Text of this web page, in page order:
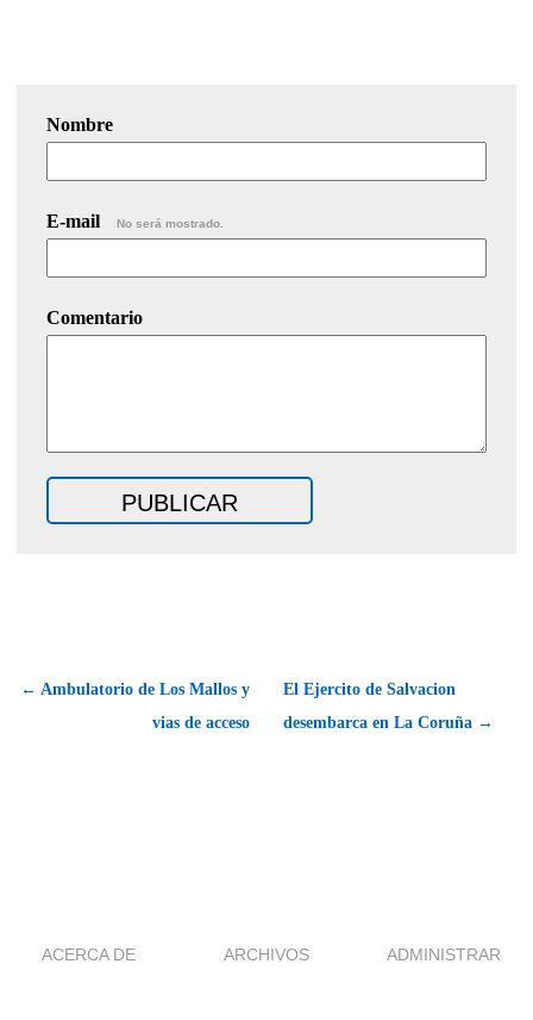
Nombre
E-mail No será mostrado.
Comentario
← Ambulatorio de Los Mallos y
vias de acceso
El Ejercito de Salvacion
desembarca en La Coruña →
ACERCA DE ARCHIVOS ADMINISTRAR